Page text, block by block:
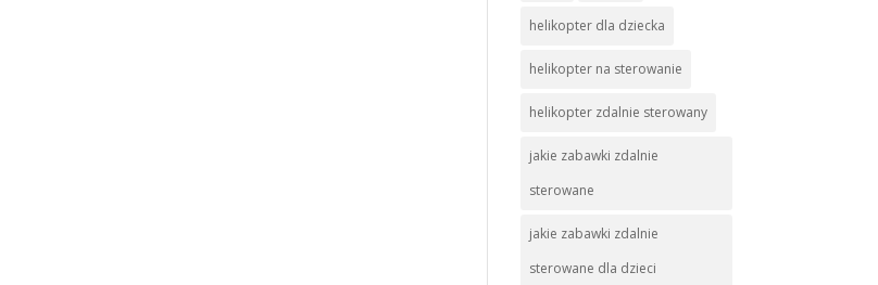
helikopter dla dziecka
helikopter na sterowanie
helikopter zdalnie sterowany
jakie zabawki zdalnie
sterowane
jakie zabawki zdalnie
sterowane dla dzieci